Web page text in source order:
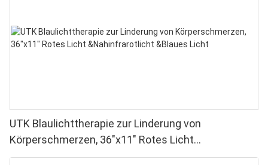
UTK Blaulichttherapie zur Linderung von
Körperschmerzen, 36"x11" Rotes Licht
&Nahinfrarotlicht &Blaues Licht